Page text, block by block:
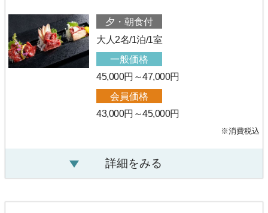
夕・朝食付
大人2名/1泊/1室
一般価格
45,000円～47,000円
会員価格
43,000円～45,000円
※消費税込
詳細をみる